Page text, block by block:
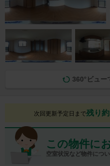
360°ビュー
次回更新予定日まで残り
この物件に
空室状況など物件につ